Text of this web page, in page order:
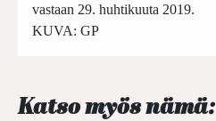
vastaan 29. huhtikuuta 2019.
KUVA: GP
Katso myös nämä: